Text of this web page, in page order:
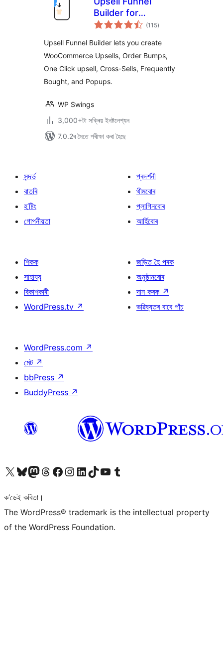
Builder for
WooCommerce –
Cross-Sells, Order
Bumps, Frequently
Bought, and
Popups.
(115টা
মুঠ)
Upsell Funnel Builder lets you create
WooCommerce Upsells, Order Bumps,
One Click upsell, Cross-Sells, Frequently
Bought, and Popups.
WP Swings
3,000+টা সক্ৰিয় ইনষ্টলেশ্যন
7.0.2ৰ সৈতে পৰীক্ষা কৰা হৈছে
সন্দৰ্ভ
বাতৰি
হ’ষ্টিং
গোপনীয়তা
প্ৰদৰ্শনী
থীমবোৰ
প্লাগিনবোৰ
আৰ্হিবোৰ
শিকক
সাহায্য
বিকাশকাৰী
WordPress.tv ↗
জড়িত হৈ পৰক
অনুষ্ঠানবোৰ
দান কৰক ↗
ভৱিষ্যতৰ বাবে পাঁচ
WordPress.com ↗
মেট ↗
bbPress ↗
BuddyPress ↗
আমাৰ X (আগৰ Twitter) একাউণ্টলৈ যাওকআমাৰ Bluesky একাউণ্টলৈ যাওকআমাৰ Mastodon একাউণ্টলৈ যাওকআমাৰ Threads একাউণ্টলৈ যাওকআমাৰ Facebook পৃষ্ঠালৈ যাওকআমাৰ Instagram একাউণ্টলৈ যাওকআমাৰ LinkedIn একাউণ্টলৈ যাওকআমাৰ TikTok একাউণ্টলৈ যাওকআমাৰ YouTube চেনেললৈ যাওকআমাৰ Tumblr একাউণ্টলৈ যাওক
ক’ডেই কবিতা।
The WordPress® trademark is the intellectual property
of the WordPress Foundation.